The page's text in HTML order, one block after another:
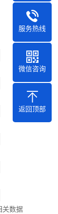
关数据
服务热线
微信咨询
返回顶部